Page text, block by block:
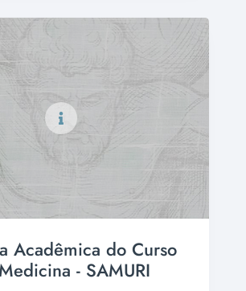
Acadêmica do Curso
- SAMURI